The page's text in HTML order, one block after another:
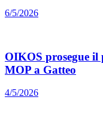
6/5/2026
OIKOS prosegue
MOP a Gatteo
4/5/2026